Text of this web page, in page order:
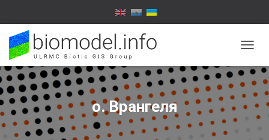
о. Врангеля